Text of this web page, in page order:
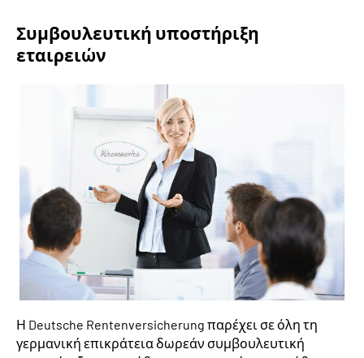
Συμβουλευτική υποστήριξη
εταιρειών
Η Deutsche Rentenversicherung παρέχει σε όλη τη
γερμανική επικράτεια δωρεάν συμβουλευτική